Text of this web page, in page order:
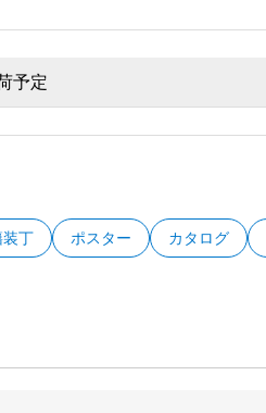
予定
丁 ポスター カタログ